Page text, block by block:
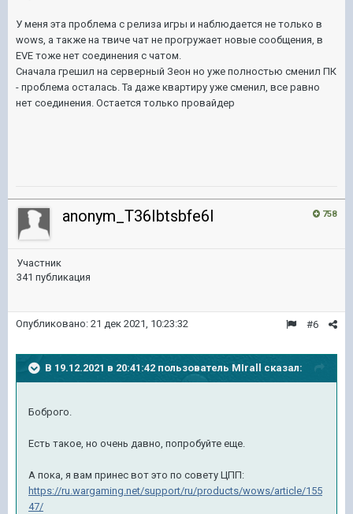
У меня эта проблема с релиза игры и наблюдается не только в
wows, а также на твиче чат не прогружает новые сообщения, в
EVE тоже нет соединения с чатом.
Сначала грешил на серверный Зеон но уже полностью сменил ПК
- проблема осталась. Та даже квартиру уже сменил, все равно
нет соединения. Остается только провайдер
758
anonym_T36Ibtsbfe6l
Участник
341 публикация
#6
Опубликовано: 21 дек 2021, 10:23:32
В 19.12.2021 в 20:41:42 пользователь MIrall сказал:
Боброго.
Есть такое, но очень давно, попробуйте еще.
А пока, я вам принес вот это по совету ЦПП:
https://ru.wargaming.net/support/ru/products/wows/article/155
47/